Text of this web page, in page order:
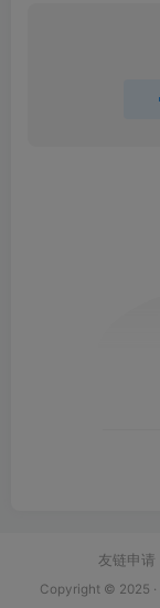
友链申请
Copyright © 2025 ·